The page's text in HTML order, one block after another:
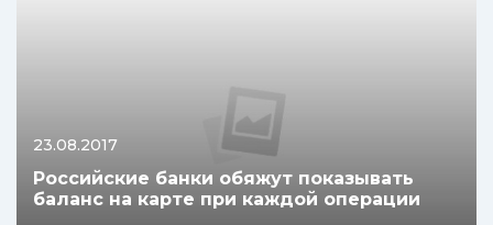
23.08.2017
Российские банки обяжут показывать
баланс на карте при каждой операции